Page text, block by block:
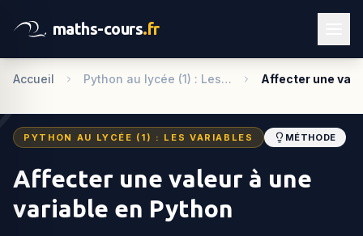
maths-cours.fr
Accueil Python au lycée (1) : Les… Affecter une
PYTHON AU LYCÉE (1) : LES VARIABLES MÉTHODE
Affecter une valeur à une
variable en Python